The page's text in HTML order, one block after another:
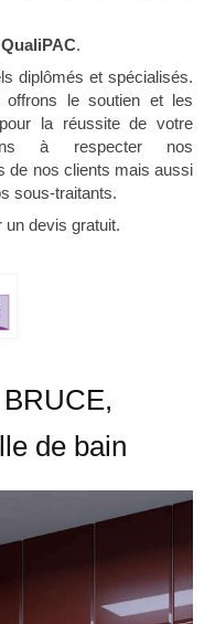
.
diplômés et spécialisés.
offrons le soutien et les
la réussite de votre
à respecter nos
de nos clients mais aussi
sous-traitants.
devis gratuit.
de bain